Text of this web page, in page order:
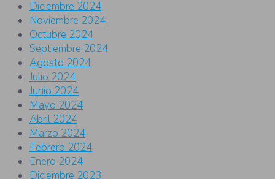
Diciembre 2024
Noviembre 2024
Octubre 2024
Septiembre 2024
Agosto 2024
Julio 2024
Junio 2024
Mayo 2024
Abril 2024
Marzo 2024
Febrero 2024
Enero 2024
Diciembre 2023